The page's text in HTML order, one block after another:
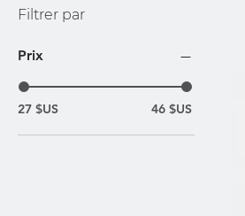
Filtrer par
Prix
27 $US 46 $US